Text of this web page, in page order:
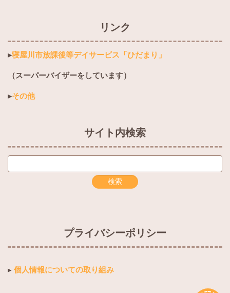
リンク
▸寝屋川市放課後等デイサービス「ひだまり」
（スーパーバイザーをしています）
▸その他
サイト内検索
プライバシーポリシー
▸ 個人情報についての取り組み